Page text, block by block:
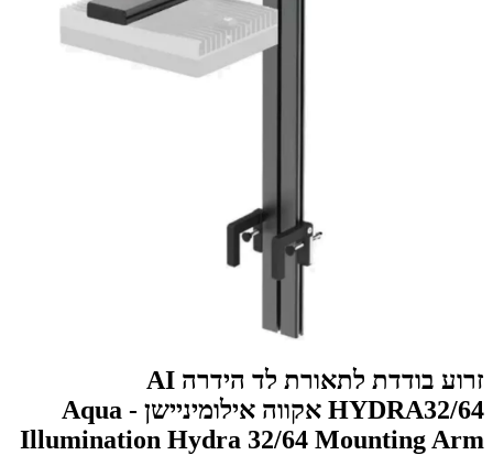
זרוע בודדת לתאורת לד הידרה AI
HYDRA32/64 אקווה אילומיניישן - Aqua
Illumination Hydra 32/64 Mounting Arm